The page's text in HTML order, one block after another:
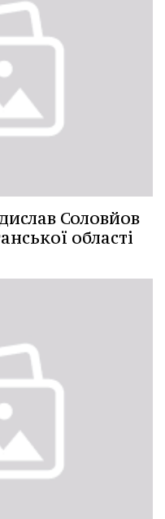
Соловйов
області